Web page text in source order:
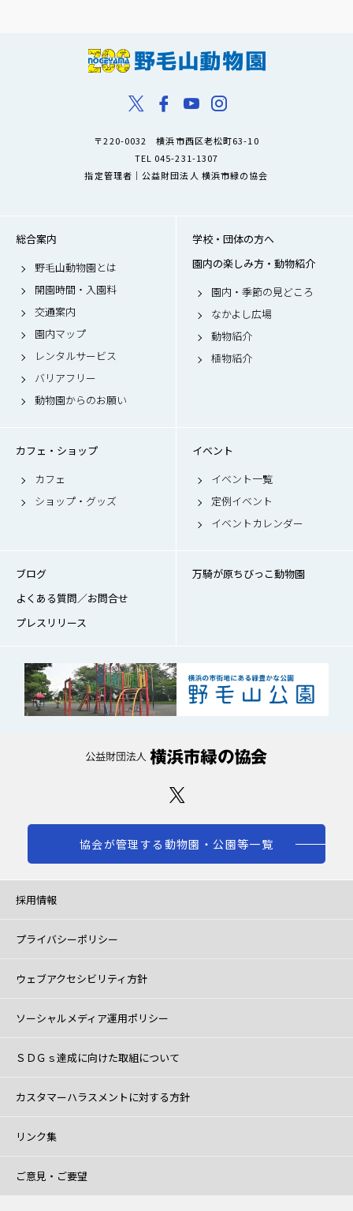
〒220-0032 横浜市西区老松町63-10
TEL 045-231-1307
指定管理者｜公益財団法人 横浜市緑の協会
総合案内
野毛山動物園とは
開園時間・入園料
交通案内
園内マップ
レンタルサービス
バリアフリー
動物園からのお願い
学校・団体の方へ
園内の楽しみ方・動物紹介
園内・季節の見どころ
なかよし広場
動物紹介
植物紹介
カフェ・ショップ
カフェ
ショップ・グッズ
イベント
イベント一覧
定例イベント
イベントカレンダー
ブログ
よくある質問／お問合せ
プレスリリース
万騎が原ちびっこ動物園
協会が管理する動物園・公園等一覧
採用情報
プライバシーポリシー
ウェブアクセシビリティ方針
ソーシャルメディア運用ポリシー
ＳＤＧｓ達成に向けた取組について
カスタマーハラスメントに対する方針
リンク集
ご意見・ご要望